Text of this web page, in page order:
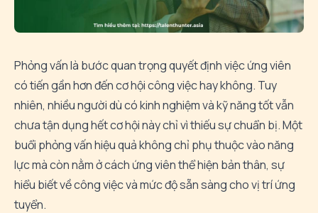
Phỏng vấn là bước quan trọng quyết định việc ứng viên
có tiến gần hơn đến cơ hội công việc hay không. Tuy
nhiên, nhiều người dù có kinh nghiệm và kỹ năng tốt vẫn
chưa tận dụng hết cơ hội này chỉ vì thiếu sự chuẩn bị. Một
buổi phỏng vấn hiệu quả không chỉ phụ thuộc vào năng
lực mà còn nằm ở cách ứng viên thể hiện bản thân, sự
hiểu biết về công việc và mức độ sẵn sàng cho vị trí ứng
tuyển.